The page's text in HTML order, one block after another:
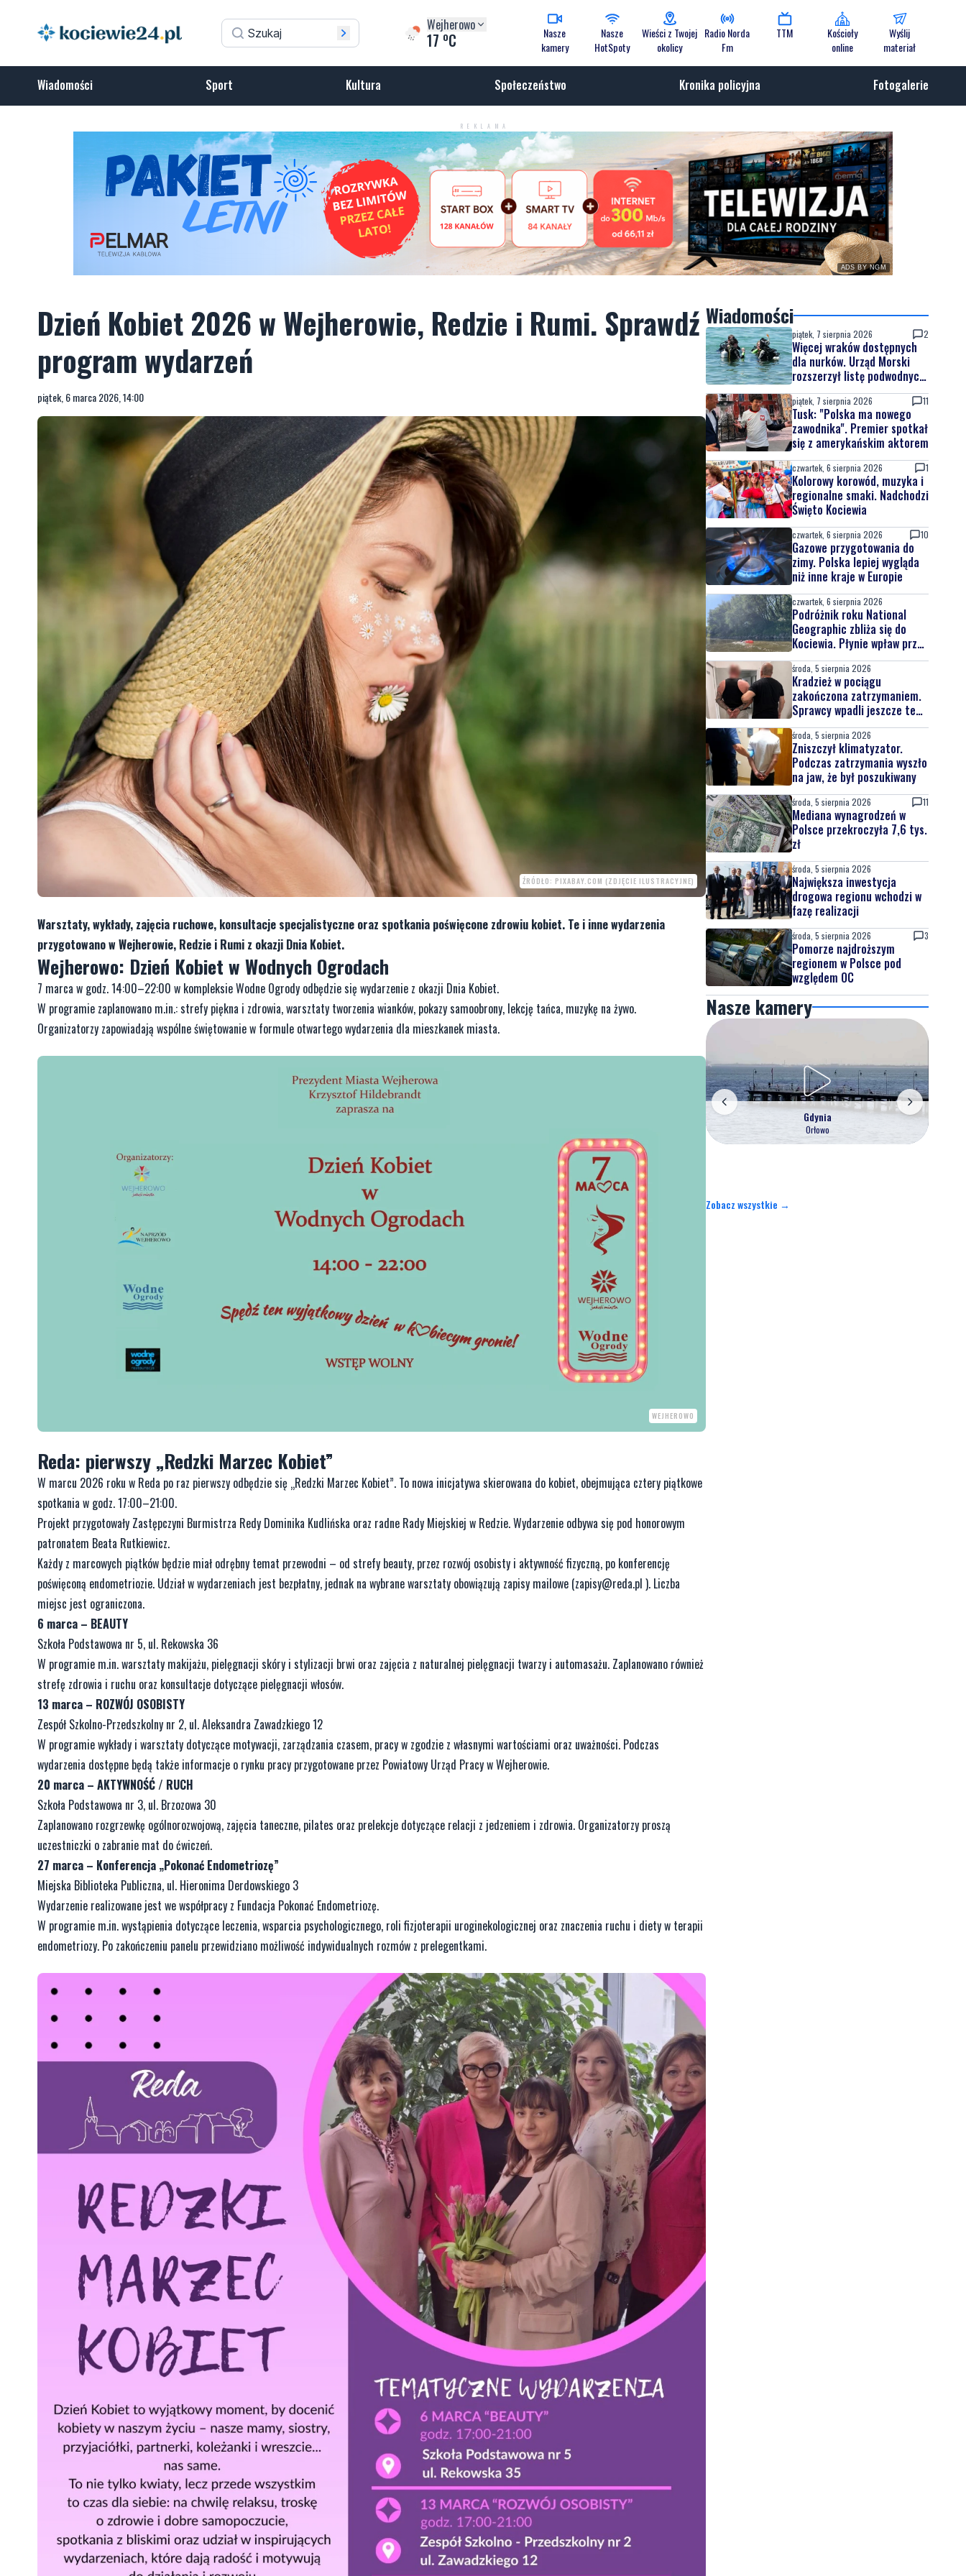
Wejherowo
17 oC
Nasze
kamery
Nasze
HotSpoty
Wieści z Twojej
okolicy
Radio Norda
Fm
TTM
Kościoły
online
Wyślij
materiał
Wiadomości Sport Kultura Społeczeństwo Kronika policyjna Fotogalerie
REKLAMA
ADS BY NGM
Dzień Kobiet 2026 w Wejherowie, Redzie i Rumi. Sprawdź
program wydarzeń
piątek, 6 marca 2026, 14:00
ŹRÓDŁO: PIXABAY.COM (ZDJĘCIE ILUSTRACYJNE)
Warsztaty, wykłady, zajęcia ruchowe, konsultacje specjalistyczne oraz spotkania poświęcone zdrowiu kobiet. Te i inne wydarzenia
przygotowano w Wejherowie, Redzie i Rumi z okazji Dnia Kobiet.
Wejherowo: Dzień Kobiet w Wodnych Ogrodach
7 marca w godz. 14:00–22:00 w kompleksie Wodne Ogrody odbędzie się wydarzenie z okazji Dnia Kobiet.
W programie zaplanowano m.in.: strefy piękna i zdrowia, warsztaty tworzenia wianków, pokazy samoobrony, lekcję tańca, muzykę na żywo.
Organizatorzy zapowiadają wspólne świętowanie w formule otwartego wydarzenia dla mieszkanek miasta.
WEJHEROWO
Reda: pierwszy „Redzki Marzec Kobiet”
W marcu 2026 roku w Reda po raz pierwszy odbędzie się „Redzki Marzec Kobiet”. To nowa inicjatywa skierowana do kobiet, obejmująca cztery piątkowe
spotkania w godz. 17:00–21:00.
Projekt przygotowały Zastępczyni Burmistrza Redy Dominika Kudlińska oraz radne Rady Miejskiej w Redzie. Wydarzenie odbywa się pod honorowym
patronatem Beata Rutkiewicz.
Każdy z marcowych piątków będzie miał odrębny temat przewodni – od strefy beauty, przez rozwój osobisty i aktywność fizyczną, po konferencję
poświęconą endometriozie. Udział w wydarzeniach jest bezpłatny, jednak na wybrane warsztaty obowiązują zapisy mailowe (zapisy@reda.pl ). Liczba
miejsc jest ograniczona.
6 marca – BEAUTY
Szkoła Podstawowa nr 5, ul. Rekowska 36
W programie m.in. warsztaty makijażu, pielęgnacji skóry i stylizacji brwi oraz zajęcia z naturalnej pielęgnacji twarzy i automasażu. Zaplanowano również
strefę zdrowia i ruchu oraz konsultacje dotyczące pielęgnacji włosów.
13 marca – ROZWÓJ OSOBISTY
Zespół Szkolno-Przedszkolny nr 2, ul. Aleksandra Zawadzkiego 12
W programie wykłady i warsztaty dotyczące motywacji, zarządzania czasem, pracy w zgodzie z własnymi wartościami oraz uważności. Podczas
wydarzenia dostępne będą także informacje o rynku pracy przygotowane przez Powiatowy Urząd Pracy w Wejherowie.
20 marca – AKTYWNOŚĆ / RUCH
Szkoła Podstawowa nr 3, ul. Brzozowa 30
Zaplanowano rozgrzewkę ogólnorozwojową, zajęcia taneczne, pilates oraz prelekcje dotyczące relacji z jedzeniem i zdrowia. Organizatorzy proszą
uczestniczki o zabranie mat do ćwiczeń.
27 marca – Konferencja „Pokonać Endometriozę”
Miejska Biblioteka Publiczna, ul. Hieronima Derdowskiego 3
Wydarzenie realizowane jest we współpracy z Fundacja Pokonać Endometriozę.
W programie m.in. wystąpienia dotyczące leczenia, wsparcia psychologicznego, roli fizjoterapii uroginekologicznej oraz znaczenia ruchu i diety w terapii
endometriozy. Po zakończeniu panelu przewidziano możliwość indywidualnych rozmów z prelegentkami.
Wiadomości
piątek, 7 sierpnia 2026 2
Więcej wraków dostępnych
dla nurków. Urząd Morski
rozszerzył listę podwodnych
atrakcji
piątek, 7 sierpnia 2026 11
Tusk: "Polska ma nowego
zawodnika". Premier spotkał
się z amerykańskim aktorem
czwartek, 6 sierpnia 2026 1
Kolorowy korowód, muzyka i
regionalne smaki. Nadchodzi
Święto Kociewia
czwartek, 6 sierpnia 2026 10
Gazowe przygotowania do
zimy. Polska lepiej wygląda
niż inne kraje w Europie
czwartek, 6 sierpnia 2026
Podróżnik roku National
Geographic zbliża się do
Kociewia. Płynie wpław przez
całą Wisłę
środa, 5 sierpnia 2026
Kradzież w pociągu
zakończona zatrzymaniem.
Sprawcy wpadli jeszcze tego
samego dnia
środa, 5 sierpnia 2026
Zniszczył klimatyzator.
Podczas zatrzymania wyszło
na jaw, że był poszukiwany
środa, 5 sierpnia 2026 11
Mediana wynagrodzeń w
Polsce przekroczyła 7,6 tys.
zł
środa, 5 sierpnia 2026
Największa inwestycja
drogowa regionu wchodzi w
fazę realizacji
środa, 5 sierpnia 2026 3
Pomorze najdroższym
regionem w Polsce pod
względem OC
Nasze kamery
Gdynia
Orłowo
Zobacz wszystkie →